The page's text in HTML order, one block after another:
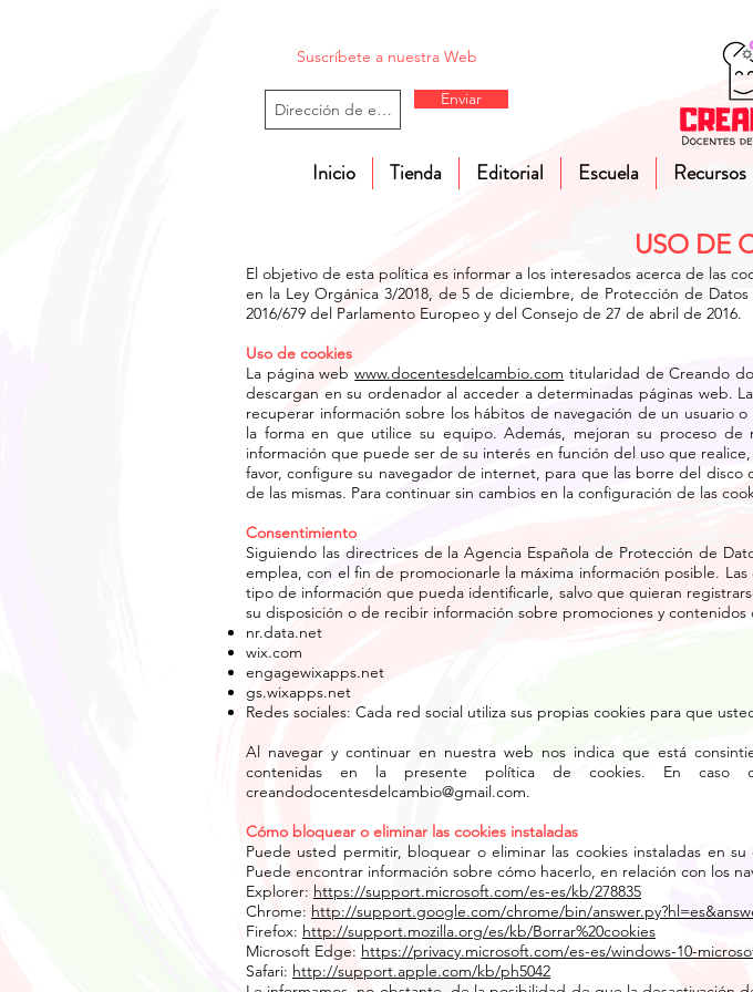
Suscríbete a nuestra Web
Enviar
Inicio Tienda Editorial Escuela Recursos
USO DE
El objetivo de esta política es informar a los interesados acerca de las
en la Ley Orgánica 3/2018, de 5 de diciembre, de Protección de
2016/679 del Parlamento Europeo y del Consejo de 27 de abril de 2016.
Uso de cookies
La página webwww.docentesdelcambio.com titularidad de Creando
descargan en su ordenador al acceder a determinadas páginas web.
recuperar información sobre los hábitos de navegación de un
la forma en que utilice su equipo. Además, mejoran su proceso
información que puede ser de su interés en función del uso que
favor, configure su navegador de internet, para que las borre del
de las mismas. Para continuar sin cambios en la configuración de las
Consentimiento
Siguiendo las directrices de la Agencia Española de Protección de
emplea, con el fin de promocionarle la máxima información posible.
tipo de información que pueda identificarle, salvo que quieran
su disposición o de recibir información sobre promociones y
nr.data.net
wix.com
engagewixapps.net
gs.wixapps.net
Redes sociales: Cada red social utiliza sus propias cookies para que
Al navegar y continuar en nuestra web nos indica que está
contenidas en la presente política de cookies. En
creandodocentesdelcambio@gmail.com.
Cómo bloquear o eliminar las cookies instaladas
Puede usted permitir, bloquear o eliminar las cookies instaladas en
Puede encontrar información sobre cómo hacerlo, en relación con los
Explorer: https://support.microsoft.com/es-es/kb/278835
Chrome: http://support.google.com/chrome/bin/
Firefox: http://support.mozilla.org/es/kb/Borrar%20cookies
Microsoft Edge: https://privacy.microsoft.com/es-es/windows-10-
Safari: http://support.apple.com/kb/ph5042